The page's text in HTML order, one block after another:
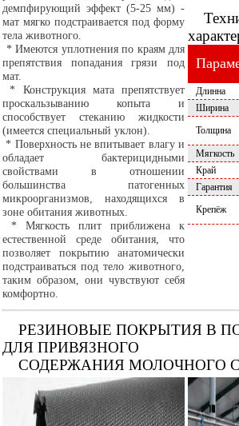
демпфирующий эффект (5-25 мм) -
мат мягко подстраивается под форму
тела животного.
* Имеются уплотнения по краям для
препятствия попадания грязи под
мат.
* Конструкция мата препятствует
проскальзыванию копыта и
способствует стеканию жидкости
(имеется специальный уклон).
* Поверхность не впитывает влагу и
обладает бактерицидными
свойствами в отношении
большинства патогенных
микроорганизмов, находящихся в
зоне обитания животных.
* Мягкость плит приближена к
естественной среде обитания, что
позволяет покрытию анатомически
подстраиваться под тело животного,
таким образом, они чувствуют себя
комфортно.
Длинна
Ширина
Толщина
Мягкость
Край
Гарантия
Крепёж
РЕЗИНОВЫЕ ПОКРЫТИЯ В
ДЛЯ ПРИВЯЗНОГО
СОДЕРЖАНИЯ МОЛОЧНОГО